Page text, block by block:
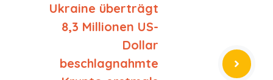
Ukraine überträgt
8,3 Millionen US-
Dollar
beschlagnahmte